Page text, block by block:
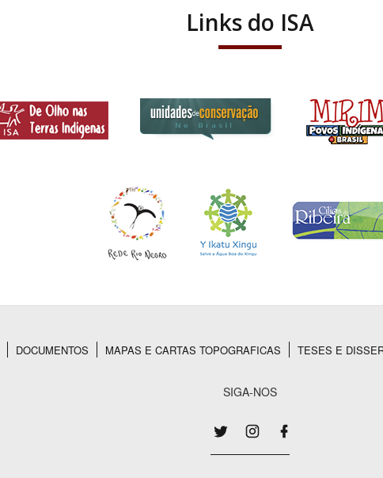
Links do ISA
DOCUMENTOS MAPAS E CARTAS TOPOGRAFICAS TESES E
SIGA-NOS